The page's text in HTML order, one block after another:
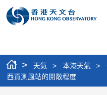
> 天氣 > 本港天氣 >
西貢測風站的開敞程度